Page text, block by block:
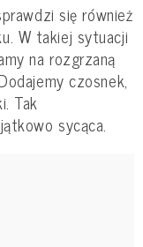
się również
W takiej sytuacji
na rozgrzaną
czosnek,
Tak
sycąca.